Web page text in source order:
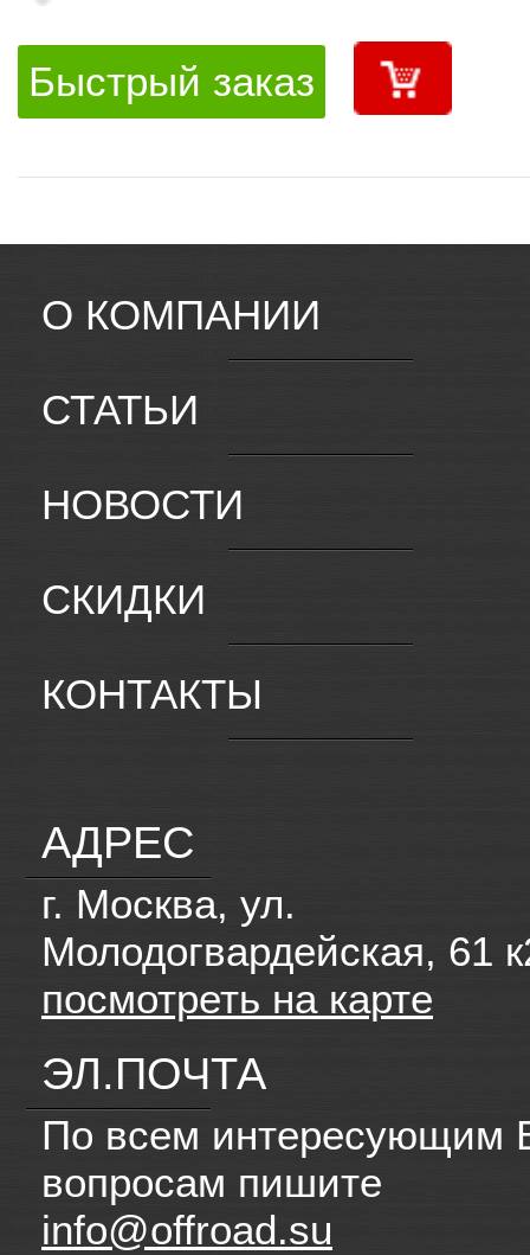
Быстрый заказ
О КОМПАНИИ
СТАТЬИ
НОВОСТИ
СКИДКИ
КОНТАКТЫ
АДРЕС
г. Москва, ул.
Молодогвардейская, 61
посмотреть на карте
ЭЛ.ПОЧТА
По всем интересующим
вопросам пишите
info@offroad.su